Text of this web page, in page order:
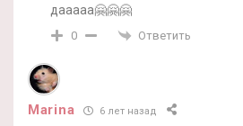
дааааа🤗🤗🤗
0 Ответить
Marina 6 лет назад